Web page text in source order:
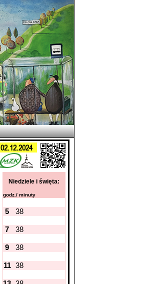
02.12.2024
Niedziele i święta:
godz./ minuty
5
38
7 38
9 38
11 38